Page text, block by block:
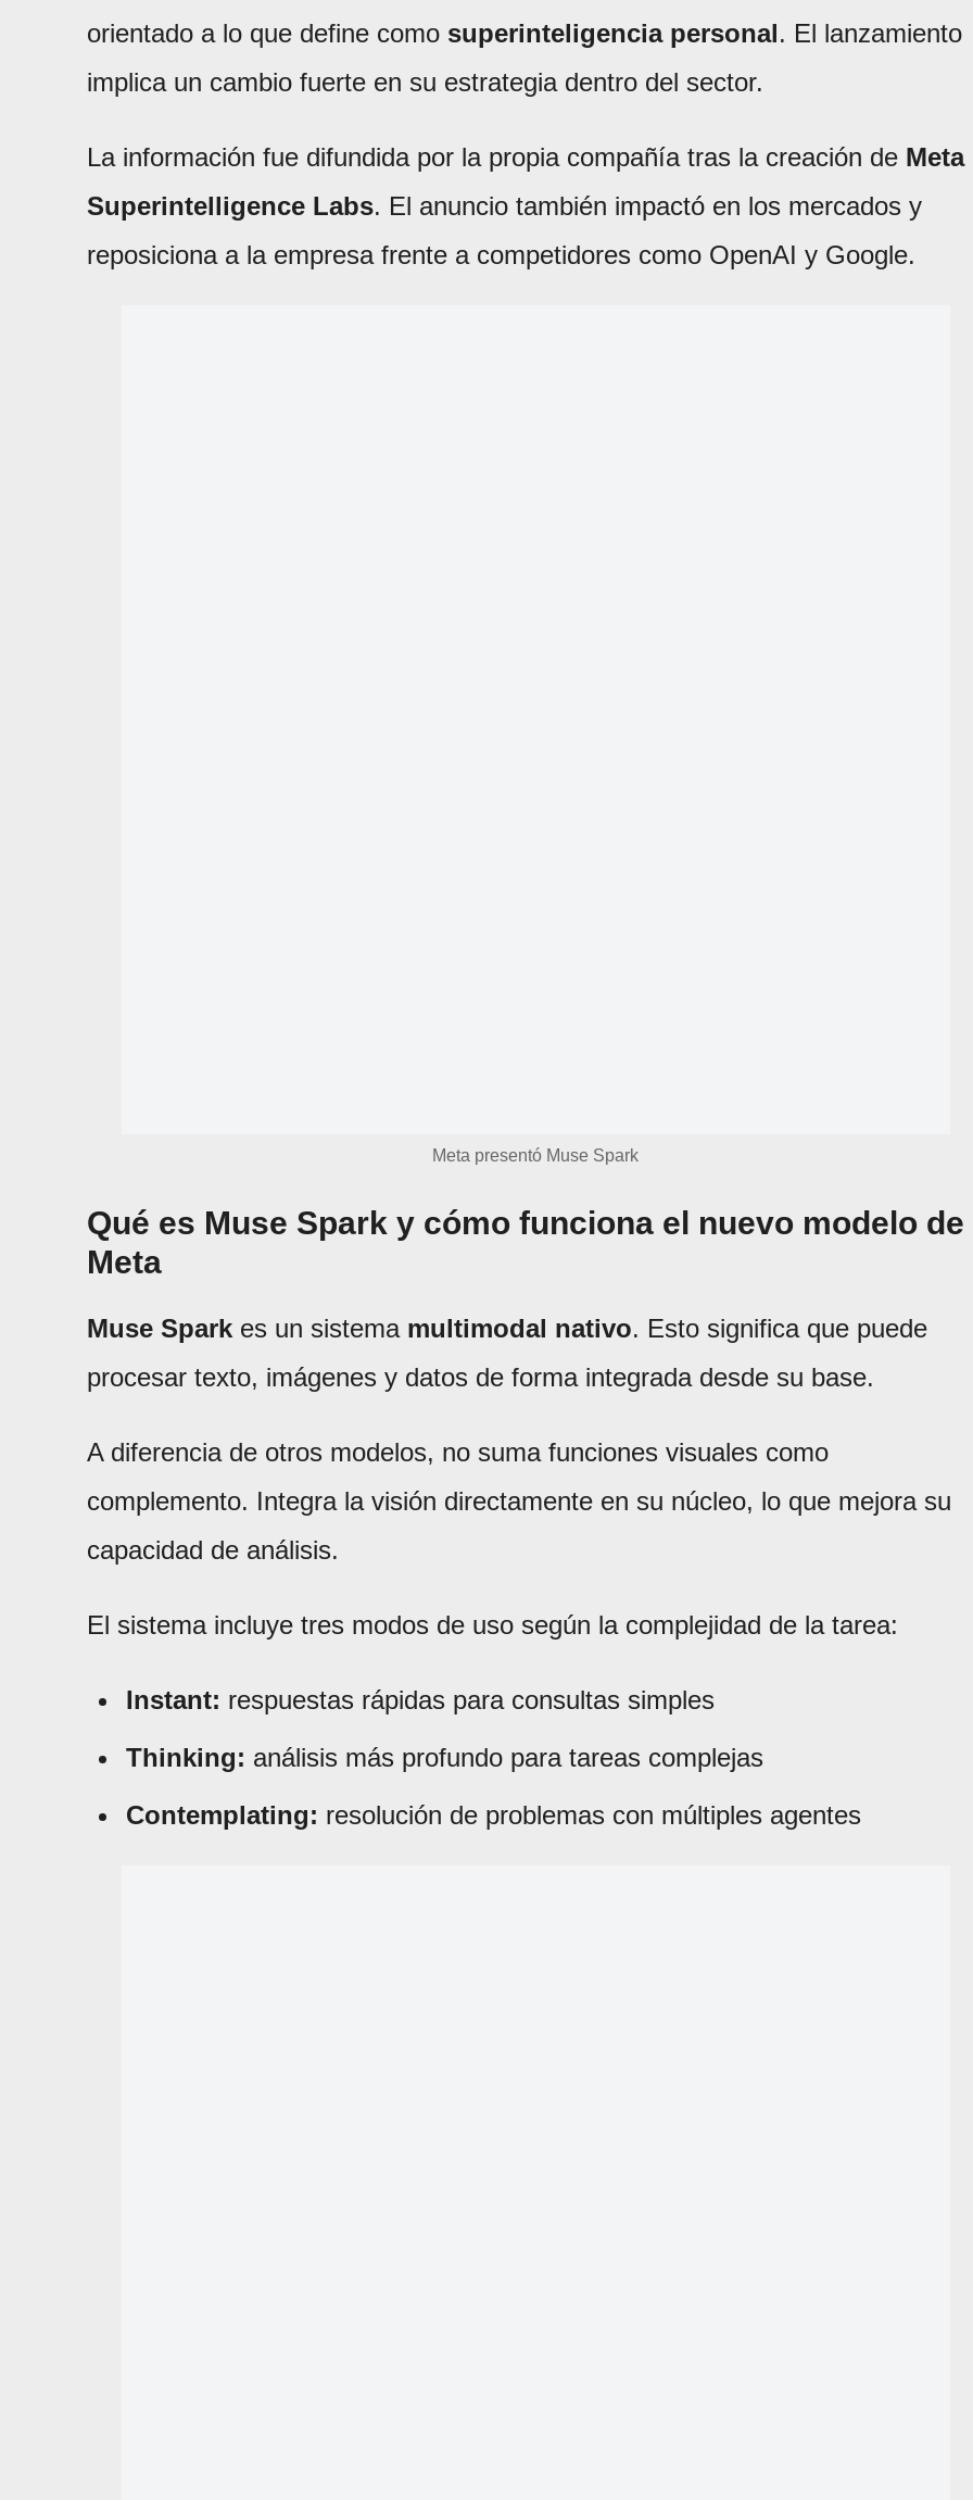
orientado a lo que define como superinteligencia personal. El lanzamiento
implica un cambio fuerte en su estrategia dentro del sector.
La información fue difundida por la propia compañía tras la creación de Meta
Superintelligence Labs. El anuncio también impactó en los mercados y
reposiciona a la empresa frente a competidores como OpenAI y Google.
Meta presentó Muse Spark
Qué es Muse Spark y cómo funciona el nuevo modelo de
Meta
Muse Spark es un sistema multimodal nativo. Esto significa que puede
procesar texto, imágenes y datos de forma integrada desde su base.
A diferencia de otros modelos, no suma funciones visuales como
complemento. Integra la visión directamente en su núcleo, lo que mejora su
capacidad de análisis.
El sistema incluye tres modos de uso según la complejidad de la tarea:
Instant: respuestas rápidas para consultas simples
Thinking: análisis más profundo para tareas complejas
Contemplating: resolución de problemas con múltiples agentes